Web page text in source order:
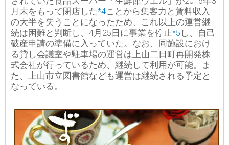
月末をもって閉店した*4ことから集客力と賃料収入
の大半を失うことになったため、これ以上の運営継
続は困難と判断し、4月25日に事業を停止*5 し、自己
破産申請の準備に入っていた。なお、同施設におけ
る貸し会議室や駐車場の運営は上山二日町再開発株
式会社が行っているため、継続して利用が可能。ま
た、上山市立図書館なども運営は継続される予定と
なっている。